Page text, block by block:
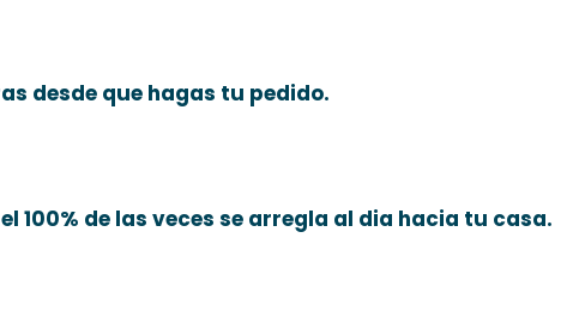
desde que hagas tu pedido.
100% de las veces se arregla al dia hacia tu casa.